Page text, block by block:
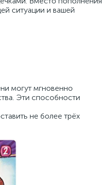
ситуации и вашей
могут мгновенно
Эти способности
не более трёх